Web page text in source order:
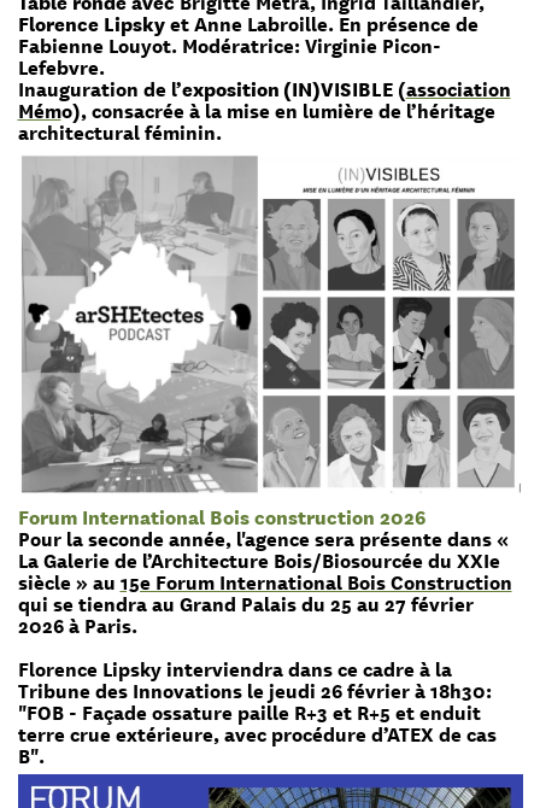
Florence Lipskyet Anne Labroille. En présence de
Fabienne Louyot. Modératrice: Virginie Picon-
Lefebvre.
Inauguration de l’exposition (IN)VISIBLE (association
Mémo), consacrée à la mise en lumière de l’héritage
architectural féminin.
Forum International Bois construction 2026
Pour la seconde année, l'agence sera présente dans «
La Galerie de l’Architecture Bois/Biosourcée du XXIe
siècle » au 15e Forum International Bois Construction
qui se tiendra au Grand Palais du 25 au 27 février
2026 à Paris.
Florence Lipsky interviendra dans ce cadre à la
Tribune des Innovations le jeudi 26 février à 18h30:
"FOB - Façade ossature paille R+3 et R+5 et enduit
terre crue extérieure, avec procédure d’ATEX de cas
B".